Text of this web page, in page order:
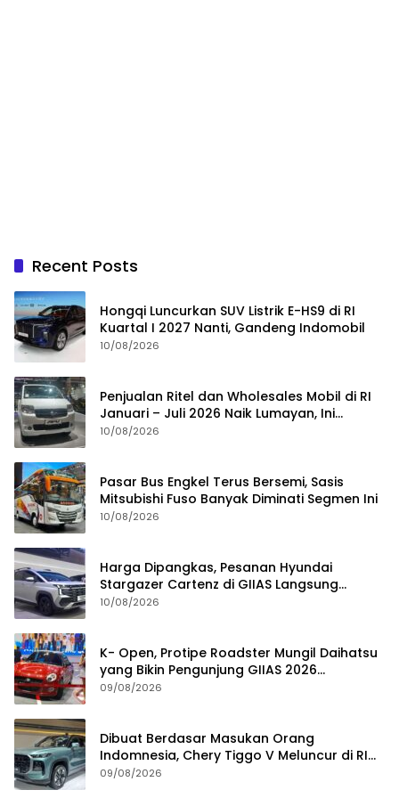
Recent Posts
Hongqi Luncurkan SUV Listrik E-HS9 di RI
Kuartal I 2027 Nanti, Gandeng Indomobil
10/08/2026
Penjualan Ritel dan Wholesales Mobil di RI
Januari – Juli 2026 Naik Lumayan, Ini
Pemicunya
10/08/2026
Pasar Bus Engkel Terus Bersemi, Sasis
Mitsubishi Fuso Banyak Diminati Segmen Ini
10/08/2026
Harga Dipangkas, Pesanan Hyundai
Stargazer Cartenz di GIIAS Langsung
Ngegas
10/08/2026
K- Open, Protipe Roadster Mungil Daihatsu
yang Bikin Pengunjung GIIAS 2026
Penasaran
09/08/2026
Dibuat Berdasar Masukan Orang
Indomnesia, Chery Tiggo V Meluncur di RI
Kuartal IV Tahun Ini
09/08/2026